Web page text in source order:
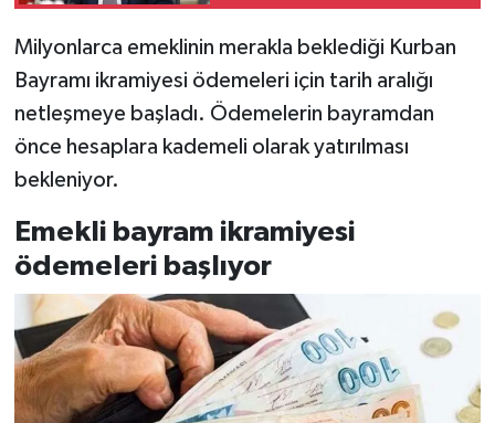
Milyonlarca emeklinin merakla beklediği Kurban
Bayramı ikramiyesi ödemeleri için tarih aralığı
netleşmeye başladı. Ödemelerin bayramdan
önce hesaplara kademeli olarak yatırılması
bekleniyor.
Emekli bayram ikramiyesi
ödemeleri başlıyor